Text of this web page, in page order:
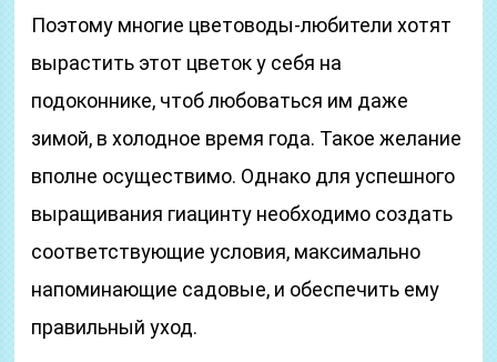
Поэтому многие цветоводы-любители хотят
вырастить этот цветок у себя на
подоконнике, чтоб любоваться им даже
зимой, в холодное время года. Такое желание
вполне осуществимо. Однако для успешного
выращивания гиацинту необходимо создать
соответствующие условия, максимально
напоминающие садовые, и обеспечить ему
правильный уход.